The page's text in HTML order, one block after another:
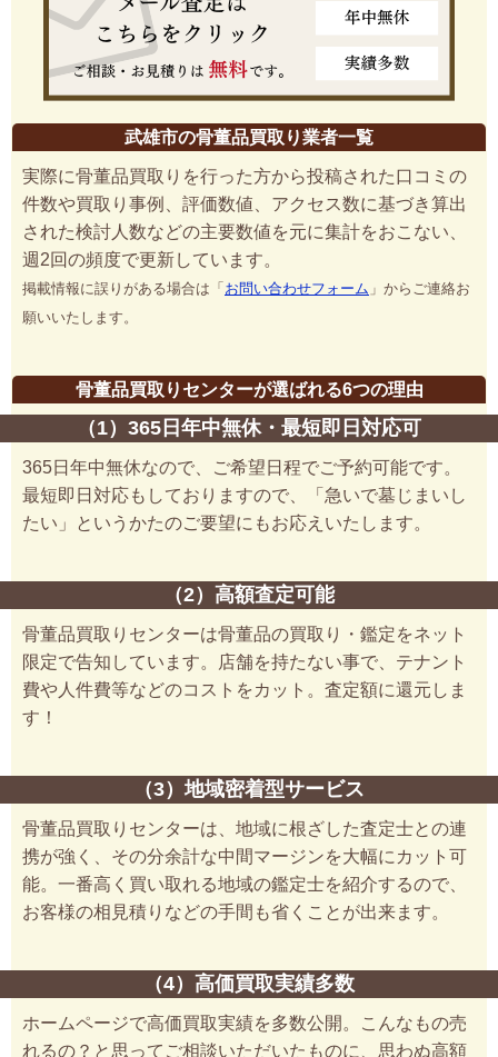
武雄市の骨董品買取り業者一覧
実際に骨董品買取りを行った方から投稿された口コミの
件数や買取り事例、評価数値、アクセス数に基づき算出
された検討人数などの主要数値を元に集計をおこない、
週2回の頻度で更新しています。
掲載情報に誤りがある場合は「 お問い合わせフォーム 」からご連絡お
願いいたします。
骨董品買取りセンターが選ばれる6つの理由
（1）365日年中無休・最短即日対応可
365日年中無休なので、ご希望日程でご予約可能です。
最短即日対応もしておりますので、「急いで墓じまいし
たい」というかたのご要望にもお応えいたします。
（2）高額査定可能
骨董品買取りセンターは骨董品の買取り・鑑定をネット
限定で告知しています。店舗を持たない事で、テナント
費や人件費等などのコストをカット。査定額に還元しま
す！
（3）地域密着型サービス
骨董品買取りセンターは、地域に根ざした査定士との連
携が強く、その分余計な中間マージンを大幅にカット可
能。一番高く買い取れる地域の鑑定士を紹介するので、
お客様の相見積りなどの手間も省くことが出来ます。
（4）高価買取実績多数
ホームページで高価買取実績を多数公開。こんなもの売
れるの？と思ってご相談いただいたものに、思わぬ高額